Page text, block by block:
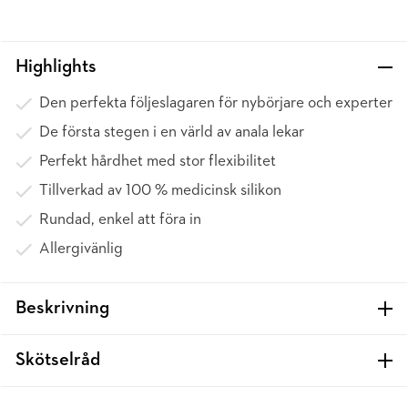
Highlights
Den perfekta följeslagaren för nybörjare och experter
De första stegen i en värld av anala lekar
Perfekt hårdhet med stor flexibilitet
Tillverkad av 100 % medicinsk silikon
Rundad, enkel att föra in
Allergivänlig
Beskrivning
Skötselråd